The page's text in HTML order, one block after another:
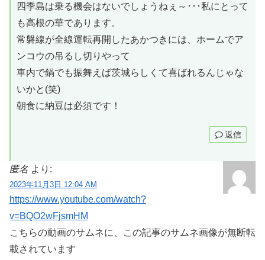
四季島は乗る機会はないでしょうねぇ～･･･私にとって
も高根の華であります。
常磐線が全線運転再開したあかつきには、ホームでア
ンコウの吊るし切りやって
車内で鍋でも振舞えば茨城らしくて喜ばれるんじゃな
いかと(笑)
朝食に納豆は必須です！
返信
匿名 より:
2023年11月3日 12:04 AM
https://www.youtube.com/watch?
v=BQO2wFjsmHM
こちらの動画のサムネに、この記事のサムネ画像が無断転
載されています